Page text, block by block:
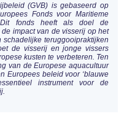
(GVB) is gebaseerd op
Fonds voor Maritieme
Dit fonds heeft als doel de
impact van de visserij op het
teruggooipraktijken
de visserij en jonge vissers
kusten te verbeteren. Ten
van de Europese aquacultuur
Europees beleid voor ‘blauwe
instrument voor de